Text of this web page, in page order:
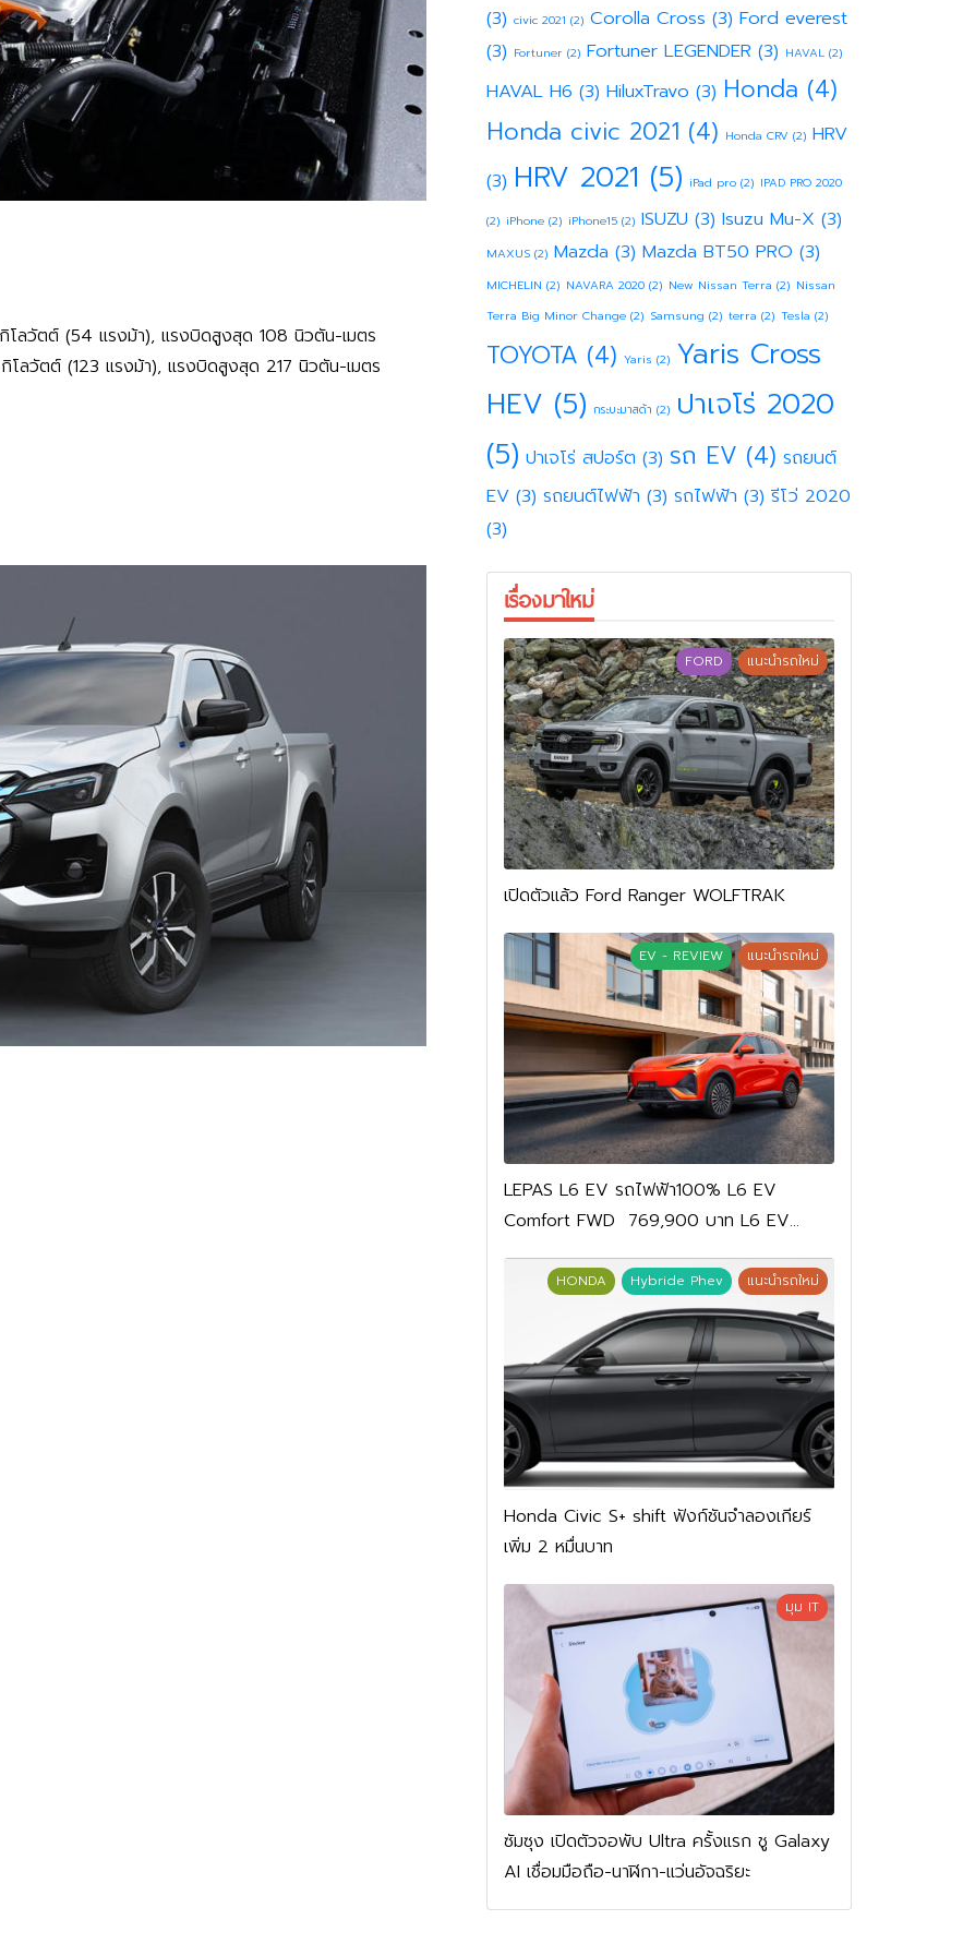
ลวัตต์ (54 แรงม้า), แรงบิดสูงสุด 108 นิวตัน-เมตร
ลวัตต์ (123 แรงม้า), แรงบิดสูงสุด 217 นิวตัน-เมตร
(3) civic 2021 (2) Corolla Cross (3) Ford everest
(3) Fortuner (2) Fortuner LEGENDER (3) HAVAL (2)
HAVAL H6 (3) HiluxTravo (3) Honda (4)
Honda civic 2021 (4) Honda CRV (2) HRV
(3) HRV 2021 (5) iPad pro (2) IPAD PRO 2020
(2) iPhone (2) iPhone15 (2) ISUZU (3) Isuzu Mu-X (3)
MAXUS (2) Mazda (3) Mazda BT50 PRO (3)
MICHELIN (2) NAVARA 2020 (2) New Nissan Terra (2) Nissan
Terra Big Minor Change (2) Samsung (2) terra (2) Tesla (2)
TOYOTA (4) Yaris (2) Yaris Cross
HEV (5) กระบะมาสด้า (2) ปาเจโร่ 2020
(5) ปาเจโร่ สปอร์ต (3) รถ EV (4) รถยนต์
EV (3) รถยนต์ไฟฟ้า (3) รถไฟฟ้า (3) รีโว่ 2020
(3)
เรื่องมาใหม่
FORD แนะนำรถใหม่
เปิดตัวแล้ว Ford Ranger WOLFTRAK
EV - REVIEW แนะนำรถใหม่
LEPAS L6 EV รถไฟฟ้า100% L6 EV
Comfort FWD 769,900 บาท L6 EV
Premium FWD 799,900 บาท
HONDA Hybride Phev แนะนำรถใหม่
Honda Civic S+ shift ฟังก์ชันจำลองเกียร์
เพิ่ม 2 หมื่นบาท
มุม IT
ซัมซุง เปิดตัวจอพับ Ultra ครั้งแรก ชู Galaxy
AI เชื่อมมือถือ-นาฬิกา-แว่นอัจฉริยะ